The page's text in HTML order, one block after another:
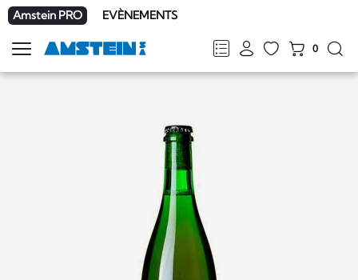
Amstein PRO EVÈNEMENTS
FRDEENIT
0
Afficher
la